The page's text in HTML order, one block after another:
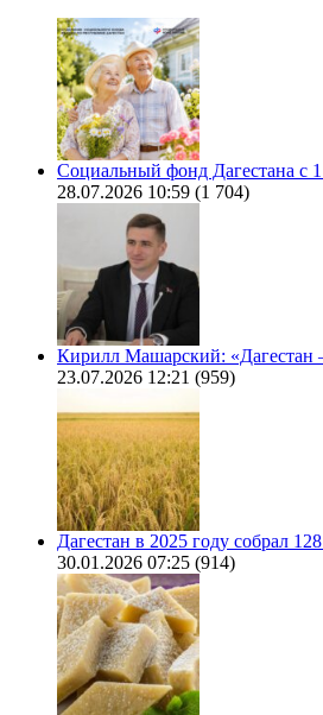
Социальный фонд Дагестана с
28.07.2026 10:59 (1 704)
Кирилл Машарский:
23.07.2026 12:21 (959)
Дагестан в 2025 году собрал
30.01.2026 07:25 (914)